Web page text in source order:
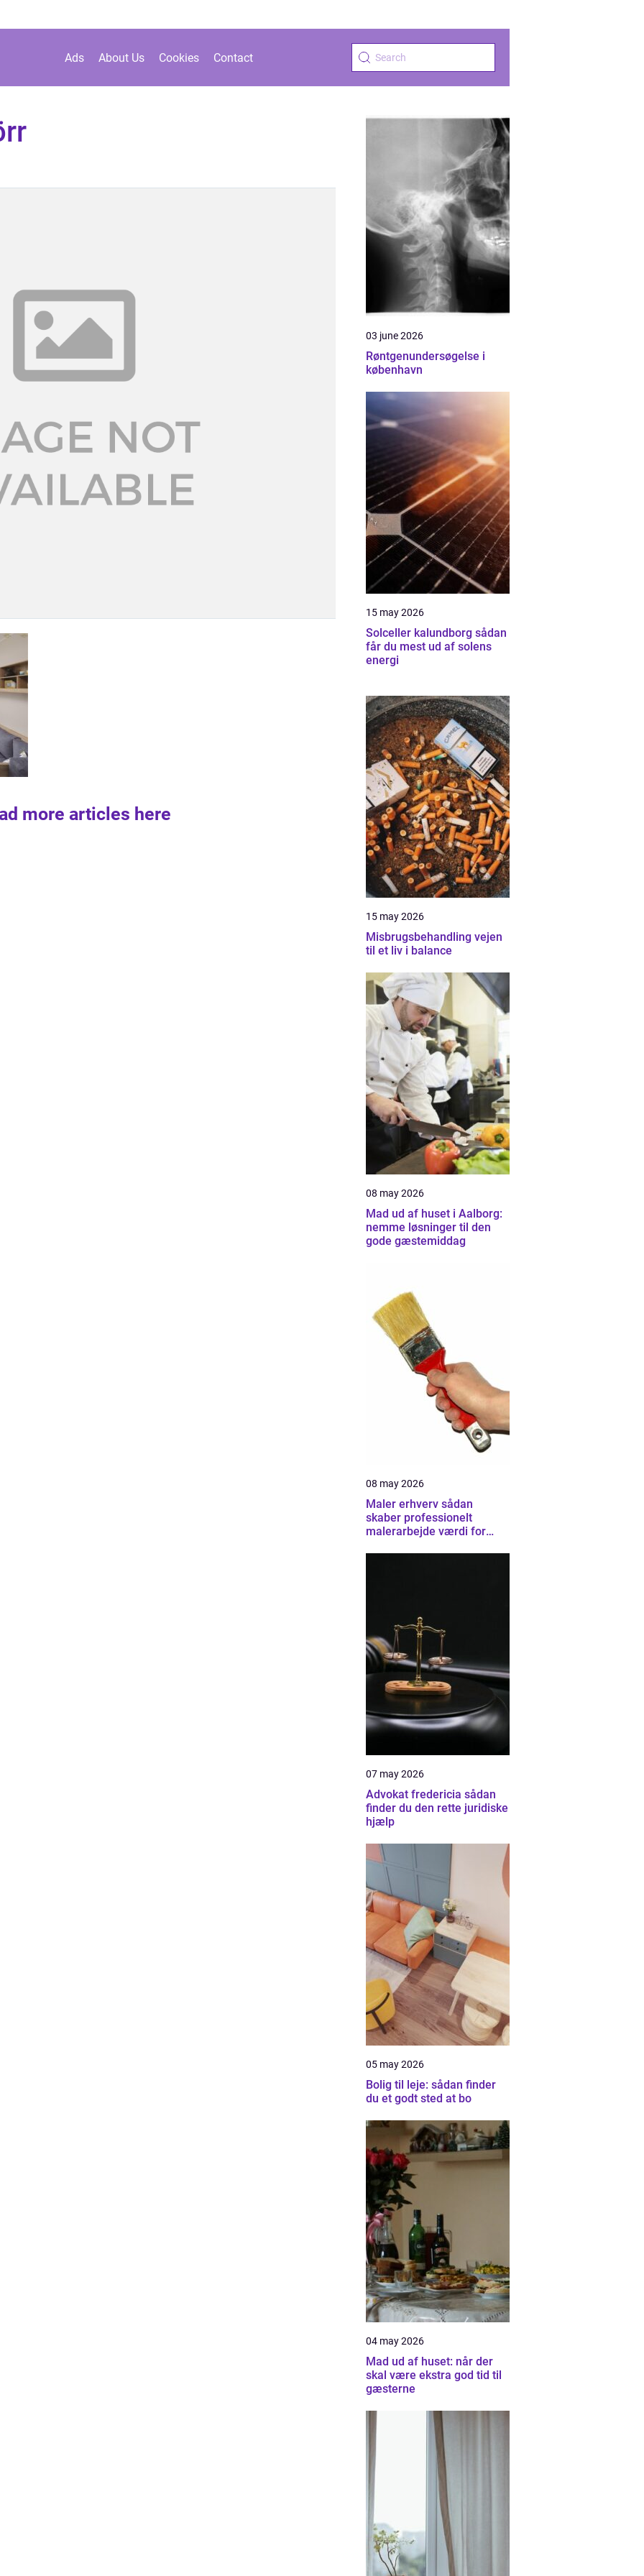
Ads About Us Cookies Contact
more articles here
03 june 2026
Røntgenundersøgelse i
københavn
15 may 2026
Solceller kalundborg sådan
får du mest ud af solens
energi
15 may 2026
Misbrugsbehandling vejen
til et liv i balance
08 may 2026
Mad ud af huset i Aalborg:
nemme løsninger til den
gode gæstemiddag
08 may 2026
Maler erhverv sådan
skaber professionelt
malerarbejde værdi for
07 may 2026
Advokat fredericia sådan
finder du den rette juridiske
hjælp
05 may 2026
Bolig til leje: sådan finder
du et godt sted at bo
04 may 2026
Mad ud af huset: når der
skal være ekstra god tid til
gæsterne